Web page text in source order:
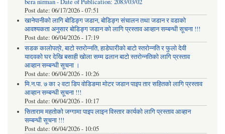
Post date: 06/17/2026 - 07:51
खानेपानीको लागि बोडिङ्ग जडान, बोडिङ्ग संचालन तथा जडान र वडाको
आवश्यकता अनुसार बोडिङ्ग जडान को लागि प्रस्ताव आव्हान सम्बन्धी सूचना !!!
Post date: 06/04/2026 - 17:19
सडक कालोपत्रे, बाटो स्तरोन्नति, हाडेघारीको बाटो स्तरोन्नति र फुलो देवी
यादवको घर देखि बसाही खोला सम्म ढलान बाटो स्तरोन्नतिको लागि प्रस्ताव
आव्हान सम्बन्धी सूचना ।
Post date: 06/04/2026 - 10:26
मि.न.पा. ७ का २ वटा डिप वोडिङमा मोटर जडान पाइप तार सहितको लागि प्रस्ताव
आव्हान सम्बन्धी सूचना !!!
Post date: 06/04/2026 - 10:17
सिताराम महतोको जग्गामा पाइप लाइन विस्तार कार्यको लागि प्रस्ताव आव्हान
सम्बन्धी सूचना !!!
Post date: 06/04/2026 - 10:05